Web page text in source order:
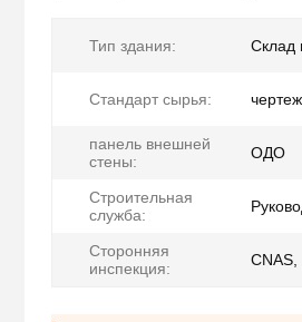
Тип здания: Склад
Стандарт сырья:
панель внешней
стены:
ОДО
Строительная
служба:
Сторонняя
инспекция:
CNAS,